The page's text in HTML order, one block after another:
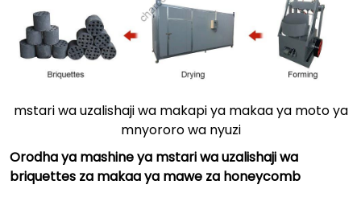
mstari wa uzalishaji wa makapi ya makaa ya moto ya
mnyororo wa nyuzi
Orodha ya mashine ya mstari wa uzalishaji wa
briquettes za makaa ya mawe za honeycomb